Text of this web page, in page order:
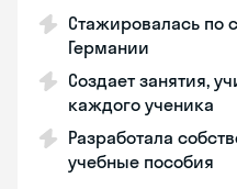
Стажировалась по
Германии
Создает занятия,
каждого ученика
Разработала
учебные пособия